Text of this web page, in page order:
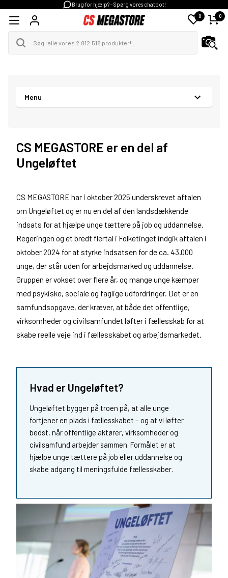
Brug for hjælp? - Spørg vores chatbot!
0 0
Menu
CS MEGASTORE er en del af
Ungeløftet
CS MEGASTORE har i oktober 2025 underskrevet aftalen
om Ungeløftet og er nu en del af den landsdækkende
indsats for at hjælpe unge tættere på job og uddannelse.
Regeringen og et bredt flertal i Folketinget indgik aftalen i
oktober 2024 for at styrke indsatsen for de ca. 43.000
unge, der står uden for arbejdsmarked og uddannelse.
Gruppen er vokset over flere år, og mange unge kæmper
med psykiske, sociale og faglige udfordringer. Det er en
samfundsopgave, der kræver, at både det offentlige,
virksomheder og civilsamfundet løfter i fællesskab for at
skabe reelle veje ind i fællesskabet og arbejdsmarkedet.
Hvad er Ungeløftet?
Ungeløftet bygger på troen på, at alle unge
fortjener en plads i fællesskabet – og at vi løfter
bedst, når offentlige aktører, virksomheder og
civilsamfund arbejder sammen. Formålet er at
hjælpe unge tættere på job eller uddannelse og
skabe adgang til meningsfulde fællesskaber.